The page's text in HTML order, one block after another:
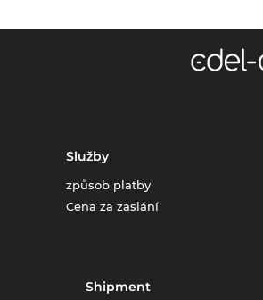
Služby
způsob platby
Cena za zaslání
Shipment